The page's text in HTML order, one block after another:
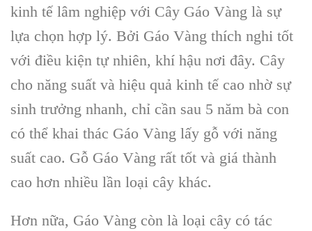
kinh tế lâm nghiệp với Cây Gáo Vàng là sự
lựa chọn hợp lý. Bởi Gáo Vàng thích nghi tốt
với điều kiện tự nhiên, khí hậu nơi đây. Cây
cho năng suất và hiệu quả kinh tế cao nhờ sự
sinh trưởng nhanh, chỉ cần sau 5 năm bà con
có thể khai thác Gáo Vàng lấy gỗ với năng
suất cao. Gỗ Gáo Vàng rất tốt và giá thành
cao hơn nhiều lần loại cây khác.
Hơn nữa, Gáo Vàng còn là loại cây có tác